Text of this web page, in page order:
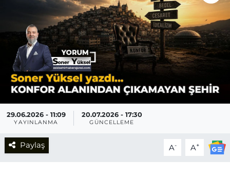
29.06.2026 - 11:09
YAYINLANMA
20.07.2026 - 17:30
GÜNCELLEME
Paylaş A- A+